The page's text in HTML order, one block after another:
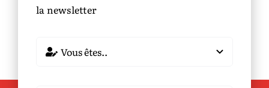
la newsletter